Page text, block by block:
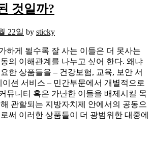
것일까?
22일 by sticky
하게 될수록 잘 사는 이들은 더 못사는
의 이해관계를 나누고 싶어 한다. 왜냐
한 상품들을 – 건강보험, 교육, 보안 서
션 서비스 – 민간부문에서 개별적으로
뮤니티 혹은 가난한 이들을 배제시킬 목
관할되는 지방자치제 안에서의 공동으
써 이러한 상품들이 더 광범위한 대중에